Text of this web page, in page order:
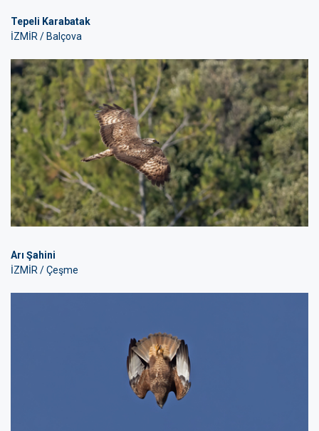
Tepeli Karabatak
İZMİR / Balçova
Arı Şahini
İZMİR / Çeşme